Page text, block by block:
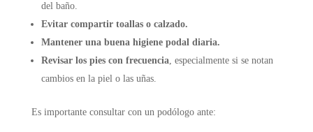
del baño.
Evitar compartir toallas o calzado.
Mantener una buena higiene podal diaria.
Revisar los pies con frecuencia, especialmente si se notan
cambios en la piel o las uñas.
Es importante consultar con un podólogo ante: